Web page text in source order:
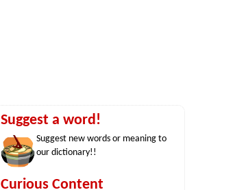
Suggest a word!
Suggest new words or meaning to
our dictionary!!
Curious Content